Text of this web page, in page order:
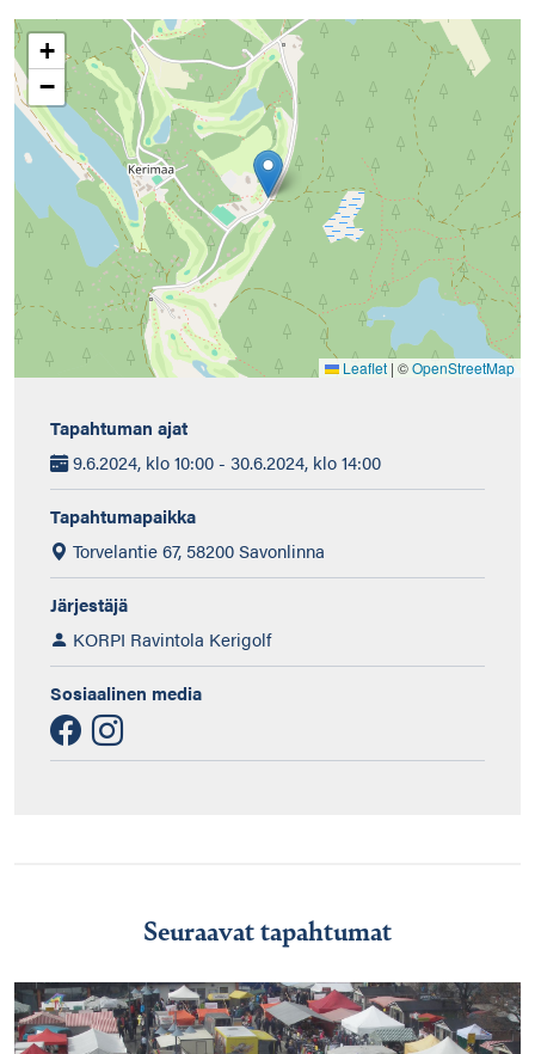
+
−
Leaflet | ©OpenStreetMap
Tapahtuman ajat
9.6.2024, klo 10:00 - 30.6.2024, klo 14:00
Tapahtumapaikka
Torvelantie 67, 58200 Savonlinna
Järjestäjä
KORPI Ravintola Kerigolf
Sosiaalinen media
Seuraavat tapahtumat